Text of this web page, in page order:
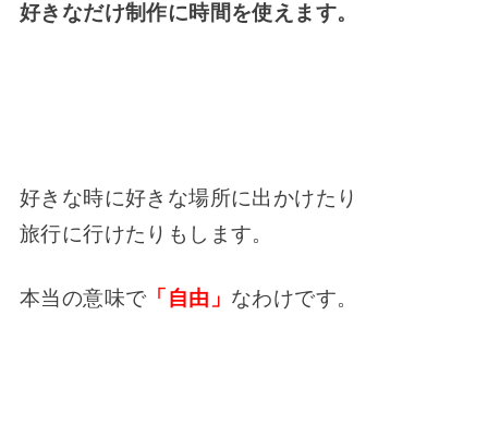
好きなだけ制作に時間を使えます。
好きな時に好きな場所に出かけたり
旅行に行けたりもします。
本当の意味で 「自由」 なわけです。